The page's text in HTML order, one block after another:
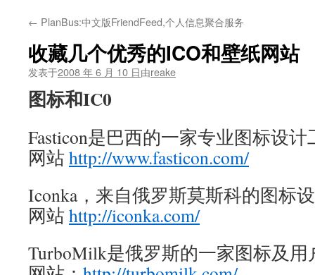
文← PlanBus:中文版FriendFeed,个人信息聚合服务
收藏几个优秀的ICO和壁纸网站
发表于2008 年 6 月 10 日由reake
图标和IC0
Fasticon是巴西的一家专业图标设计
网站http://www.fasticon.com/
Iconka，来自俄罗斯莫斯科的图标
网站http://iconka.com/
TurboMilk是俄罗斯的一家图标及